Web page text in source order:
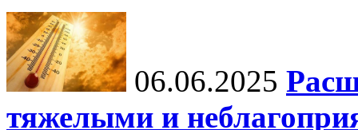
06.06.2025
тяжелыми и